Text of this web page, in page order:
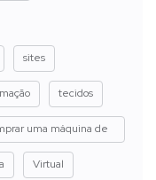
sites
tecidos
uma máquina de
Virtual